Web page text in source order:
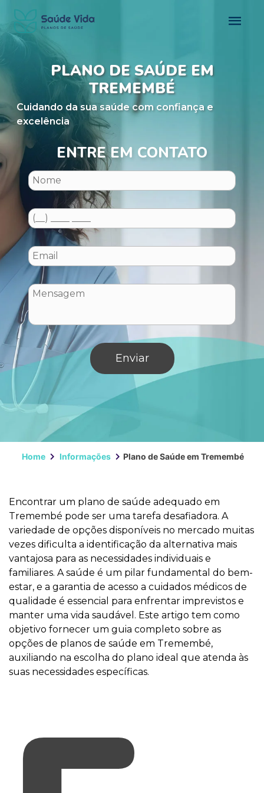
PLANO DE SAÚDE EM
TREMEMBÉ
Cuidando da sua saúde com confiança e
excelência
ENTRE EM CONTATO
Home Informações Plano de Saúde em Tremembé
Encontrar um plano de saúde adequado em
Tremembé pode ser uma tarefa desafiadora. A
variedade de opções disponíveis no mercado muitas
vezes dificulta a identificação da alternativa mais
vantajosa para as necessidades individuais e
familiares. A saúde é um pilar fundamental do bem-
estar, e a garantia de acesso a cuidados médicos de
qualidade é essencial para enfrentar imprevistos e
manter uma vida saudável. Este artigo tem como
objetivo fornecer um guia completo sobre as
opções de planos de saúde em Tremembé,
auxiliando na escolha do plano ideal que atenda às
suas necessidades específicas.